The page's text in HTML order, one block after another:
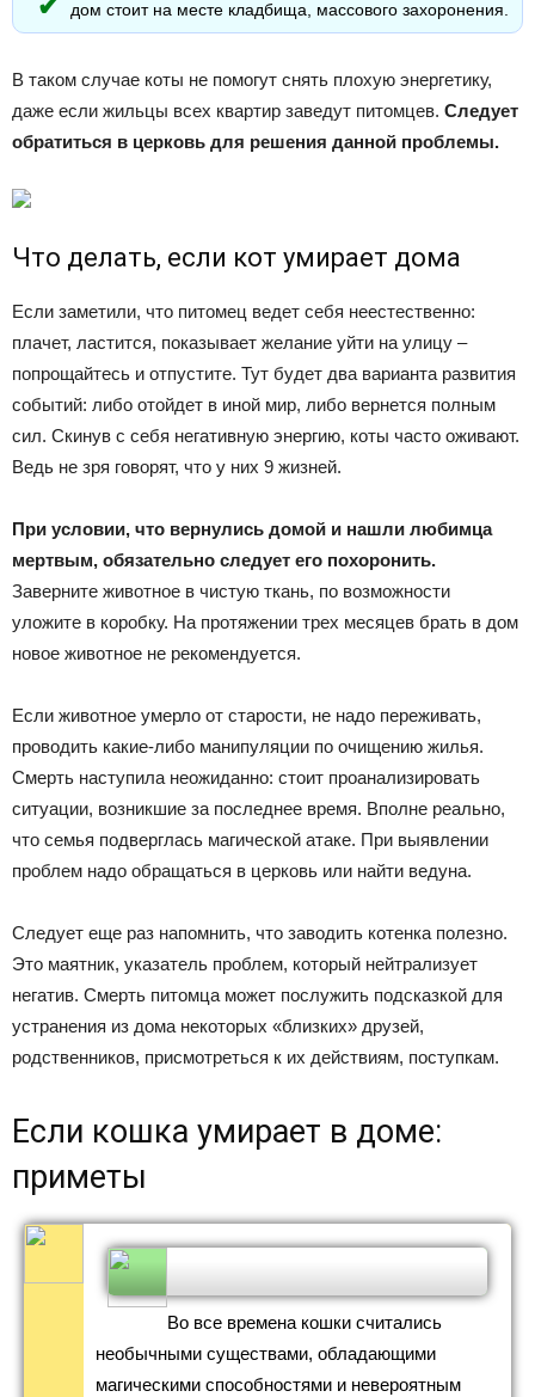
дом стоит на месте кладбища, массового захоронения.
В таком случае коты не помогут снять плохую энергетику,
даже если жильцы всех квартир заведут питомцев. Следует
обратиться в церковь для решения данной проблемы.
Что делать, если кот умирает дома
Если заметили, что питомец ведет себя неестественно:
плачет, ластится, показывает желание уйти на улицу –
попрощайтесь и отпустите. Тут будет два варианта развития
событий: либо отойдет в иной мир, либо вернется полным
сил. Скинув с себя негативную энергию, коты часто оживают.
Ведь не зря говорят, что у них 9 жизней.
При условии, что вернулись домой и нашли любимца
мертвым, обязательно следует его похоронить.
Заверните животное в чистую ткань, по возможности
уложите в коробку. На протяжении трех месяцев брать в дом
новое животное не рекомендуется.
Если животное умерло от старости, не надо переживать,
проводить какие-либо манипуляции по очищению жилья.
Смерть наступила неожиданно: стоит проанализировать
ситуации, возникшие за последнее время. Вполне реально,
что семья подверглась магической атаке. При выявлении
проблем надо обращаться в церковь или найти ведуна.
Следует еще раз напомнить, что заводить котенка полезно.
Это маятник, указатель проблем, который нейтрализует
негатив. Смерть питомца может послужить подсказкой для
устранения из дома некоторых «близких» друзей,
родственников, присмотреться к их действиям, поступкам.
Если кошка умирает в доме:
приметы
Во все времена кошки считались
необычными существами, обладающими
магическими способностями и невероятным